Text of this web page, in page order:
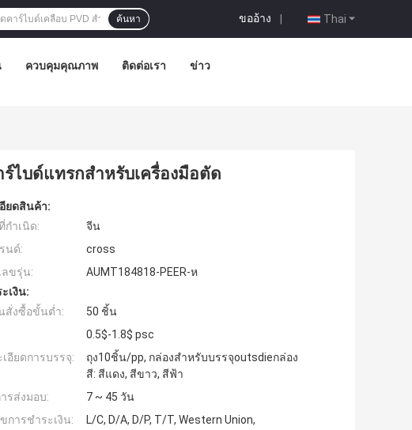
Thai
ขออ้าง |
ค้นหา
ควบคุมคุณภาพ ติดต่อเรา ข่าว
ร์ไบด์แทรกสำหรับเครื่องมือตัด
ยดสินค้า:
กำเนิด:
จีน
นด์:
cross
ลขรุ่น:
AUMT184818-PEER-ห
เงิน:
สั่งซื้อขั้นต่ำ:
50 ชิ้น
0.5$-1.8$ psc
อียดการบรรจุ:
ถุง10ชิ้น/pp, กล่องสำหรับบรรจุoutsdieกล่อง
สี: สีแดง, สีขาว, สีฟ้า
รส่งมอบ:
7 ~ 45 วัน
การชำระเงิน:
L/C, D/A, D/P, T/T, Western Union,